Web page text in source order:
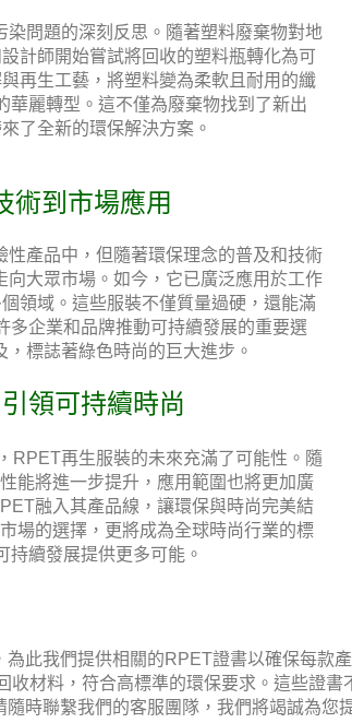
問題的深刻反思。隨著塑料廢棄物對地
計師開始嘗試將回收的塑料瓶轉化為可
再生工藝，將塑料變為柔軟且耐用的纖
華麗轉型。這不僅為廢棄物找到了新出
了全新的環保解決方案。
術到市場應用
產品中，但隨著環保理念的普及和技術
大眾市場。如今，它已廣泛應用於工作
領域。這些服裝不僅質量過硬，還能滿
多企業和品牌推動可持續發展的重要選
標誌著綠色時尚的巨大進步。
領可持續時尚
RPET再生服裝的未來充滿了可能性。隨
能將進一步提升，應用範圍也將更加廣
融入其產品線，讓環保與時尚完美結
場的選擇，更將成為全球時尚行業的標
持續發展提供更多可能。
此我們提供相關的RPET證書以確保每
收材料，符合高標準的環保要求。這些證
時聯繫我們的客服團隊，我們將竭誠為您